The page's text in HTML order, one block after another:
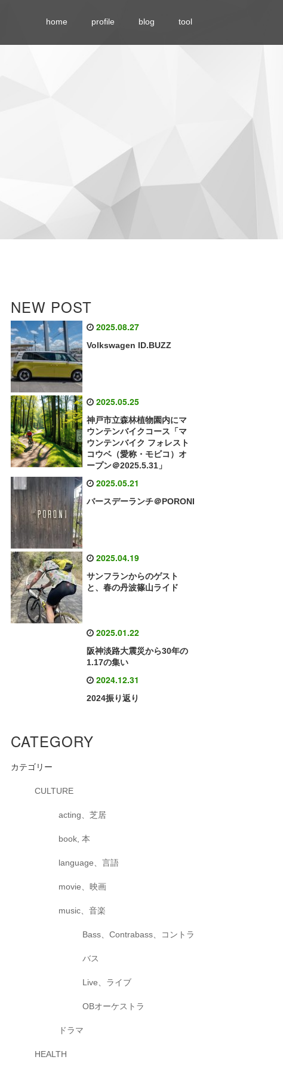
home profile blog tool
NEW POST
2025.08.27
Volkswagen ID.BUZZ
2025.05.25
神戸市立森林植物園内にマ
ウンテンバイクコース「マ
ウンテンバイク フォレスト
コウベ（愛称・モビコ）オ
ープン＠2025.5.31」
2025.05.21
バースデーランチ＠PORONI
2025.04.19
サンフランからのゲスト
と、春の丹波篠山ライド
2025.01.22
阪神淡路大震災から30年の
1.17の集い
2024.12.31
2024振り返り
CATEGORY
カテゴリー
CULTURE
acting、芝居
book, 本
language、言語
movie、映画
music、音楽
Bass、Contrabass、コントラ
バス
Live、ライブ
OBオーケストラ
ドラマ
HEALTH